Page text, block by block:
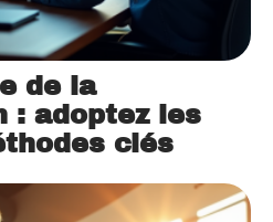
de la
: adoptez les
clés